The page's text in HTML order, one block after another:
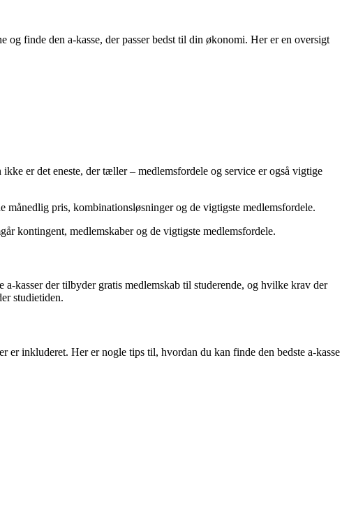
og finde den a-kasse, der passer bedst til din økonomi. Her er en oversigt
er det eneste, der tæller – medlemsfordele og service er også vigtige
månedlig pris, kombinationsløsninger og de vigtigste medlemsfordele.
kontingent, medlemskaber og de vigtigste medlemsfordele.
kasser der tilbyder gratis medlemskab til studerende, og hvilke krav der
studietiden.
er inkluderet. Her er nogle tips til, hvordan du kan finde den bedste a-kasse